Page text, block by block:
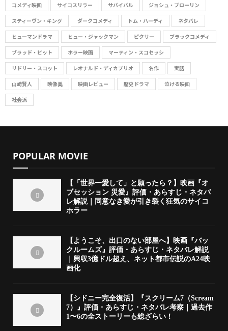
コメディ映画 サイコスリラー サバイバル ジョシュ・ブローリン
スティーヴン・キング ダークコメディ トム・ハーディ ネタバレ
ヒューマンドラマ ヒュー・ジャックマン ピクサー ブラックコメディ
ブラッド・ピット ホラー映画 マーティン・スコセッシ
リドリー・スコット レオナルド・ディカプリオ 名作 実話
山﨑賢人 映像美 映画レビュー 歴史ドラマ 泣ける映画
社会派
POPULAR MOVIE
【「世界一愛して」と願ったら？】映画『オ
ブセッション 災愛』評価・あらすじ・ネタバ
レ解説｜同意なき愛が引き裂く狂気のサイコ
ホラー
【ようこそ、出口のない部屋へ】映画『バッ
クルームズ』評価・あらすじ・ネタバレ解説
｜興収3億ドル超え、ネット都市伝説のA24映
画化
【シドニー完全復活】『スクリーム7（Scream
7）』評価・あらすじ・ネタバレ考察｜過去作
1〜6の全ストーリーも総ざらい！